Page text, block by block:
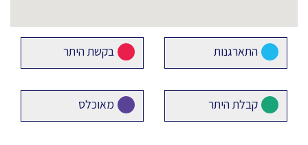
התארגנות בקשת היתר
קבלת היתר מאוכלס